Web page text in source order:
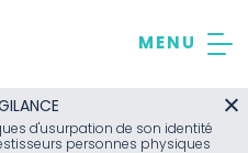
d'usurpation de son identité
personnes physiques